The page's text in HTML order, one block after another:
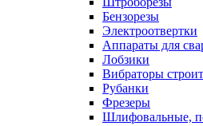
Бензорезы
Электроотвертки
Аппараты для
Лобзики
Вибраторы
Рубанки
Фрезеры
Шлифовальные,